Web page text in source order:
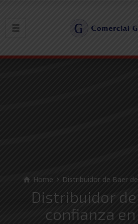
Home Distribuidor de Baer
Distribuidor
confianza